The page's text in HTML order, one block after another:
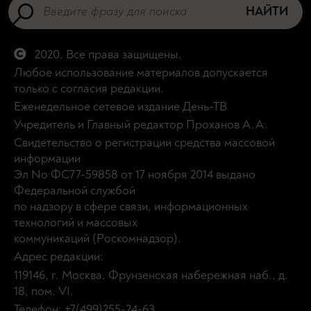
НАЙТИ
2020. Все права защищены.
Любое использование материалов допускается
только с согласия редакции.
Еженедельное сетевое издание День-ТВ
Учредитель и Главный редактор Проханов А.А.
Свидетельство о регистрации средства массовой
информации
Эл No ФС77-59858 от 17 ноября 2014 выдано
Федеральной службой
по надзору в сфере связи, информационных
технологий и массовых
коммуникаций (Роскомнадзор).
Адрес редакции:
119146, г. Москва, Фрунзенская набережная наб., д.
18, пом. VI.